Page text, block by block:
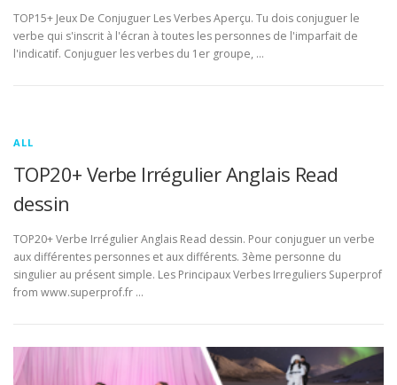
TOP15+ Jeux De Conjuguer Les Verbes Aperçu. Tu dois conjuguer le
verbe qui s'inscrit à l'écran à toutes les personnes de l'imparfait de
l'indicatif. Conjuguer les verbes du 1er groupe, …
ALL
TOP20+ Verbe Irrégulier Anglais Read
dessin
TOP20+ Verbe Irrégulier Anglais Read dessin. Pour conjuguer un verbe
aux différentes personnes et aux différents. 3ème personne du
singulier au présent simple. Les Principaux Verbes Irreguliers Superprof
from www.superprof.fr …